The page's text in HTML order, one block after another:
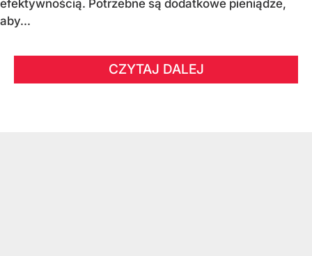
efektywnością. Potrzebne są dodatkowe pieniądze,
aby...
CZYTAJ DALEJ